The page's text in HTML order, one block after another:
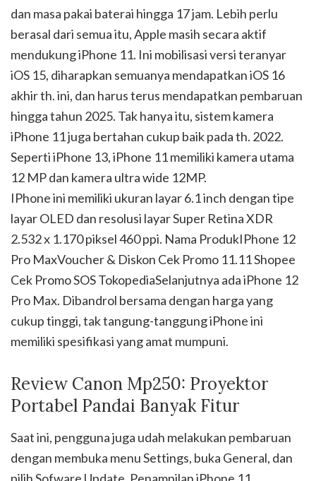
dan masa pakai baterai hingga 17 jam. Lebih perlu
berasal dari semua itu, Apple masih secara aktif
mendukung iPhone 11. Ini mobilisasi versi teranyar
iOS 15, diharapkan semuanya mendapatkan iOS 16
akhir th. ini, dan harus terus mendapatkan pembaruan
hingga tahun 2025. Tak hanya itu, sistem kamera
iPhone 11 juga bertahan cukup baik pada th. 2022.
Seperti iPhone 13, iPhone 11 memiliki kamera utama
12 MP dan kamera ultra wide 12MP.
IPhone ini memiliki ukuran layar 6.1 inch dengan tipe
layar OLED dan resolusi layar Super Retina XDR
2.532 x 1.170 piksel 460 ppi. Nama ProdukIPhone 12
Pro MaxVoucher & Diskon Cek Promo 11.11 Shopee
Cek Promo SOS TokopediaSelanjutnya ada iPhone 12
Pro Max. Dibandrol bersama dengan harga yang
cukup tinggi, tak tangung-tanggung iPhone ini
memiliki spesifikasi yang amat mumpuni.
Review Canon Mp250: Proyektor
Portabel Pandai Banyak Fitur
Saat ini, pengguna juga udah melakukan pembaruan
dengan membuka menu Settings, buka General, dan